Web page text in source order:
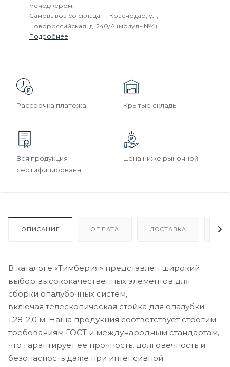
менеджером.
Самовывоз со склада: г. Краснодар, ул,
Новороссийская, д. 240/А (модуль №4)
Подробнее
Рассрочка платежа Крытые склады
Вся продукция
сертифицирована
Цена ниже рыночной
ОПИСАНИЕ ОПЛАТА ДОСТАВКА
В каталоге «Тимберия» представлен широкий
выбор высококачественных элементов для
сборки опалубочных систем,
включая телескопическая стойка для опалубки
1,28-2,0 м. Наша продукция соответствует строгим
требованиям ГОСТ и международным стандартам,
что гарантирует ее прочность, долговечность и
безопасность даже при интенсивной